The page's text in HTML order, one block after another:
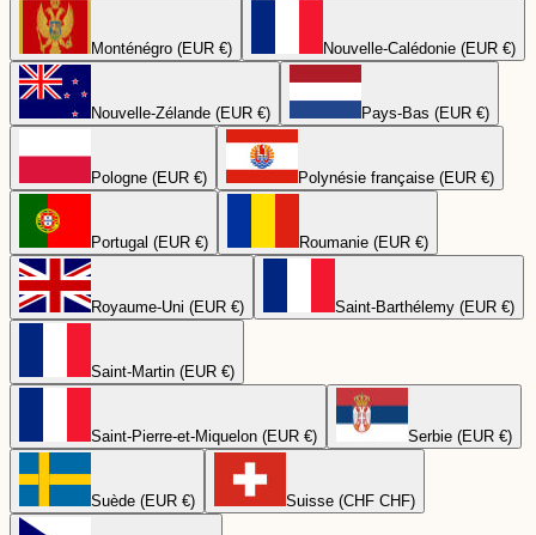
Monténégro (EUR €) Nouvelle-Calédonie (EUR €)
Nouvelle-Zélande (EUR €) Pays-Bas (EUR €)
Pologne (EUR €) Polynésie française (EUR €)
Portugal (EUR €) Roumanie (EUR €)
Royaume-Uni (EUR €) Saint-Barthélemy (EUR €)
Saint-Martin (EUR €)
Saint-Pierre-et-Miquelon (EUR €) Serbie (EUR €)
Suède (EUR €) Suisse (CHF CHF)